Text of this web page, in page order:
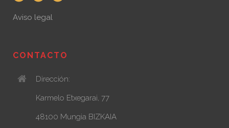
Aviso legal
CONTACTO
Dirección:
Karmelo Etxegarai, 77
48100 Mungia BIZKAIA